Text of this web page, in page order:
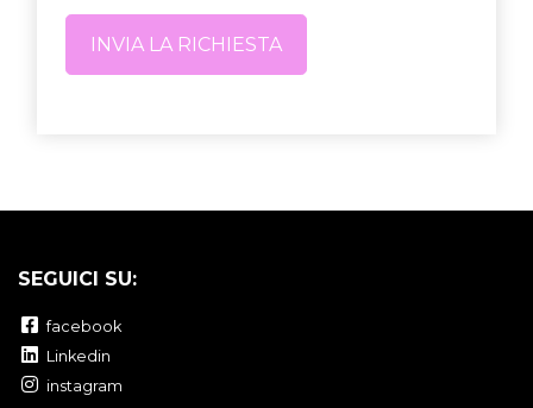
SEGUICI SU:
facebook
Linkedin
instagram